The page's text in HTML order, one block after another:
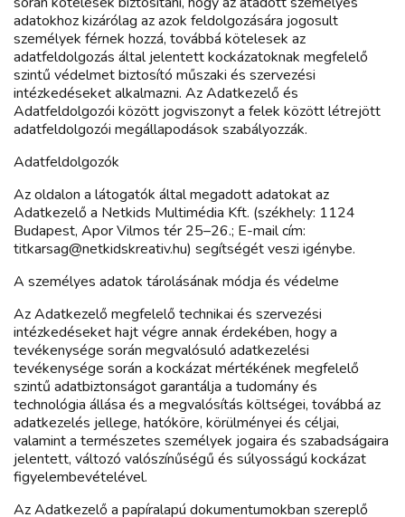
adatokhoz kizárólag az azok feldolgozására jogosult
személyek férnek hozzá, továbbá kötelesek az
adatfeldolgozás által jelentett kockázatoknak megfelelő
szintű védelmet biztosító műszaki és szervezési
intézkedéseket alkalmazni. Az Adatkezelő és
Adatfeldolgozói között jogviszonyt a felek között létrejött
adatfeldolgozói megállapodások szabályozzák.
Adatfeldolgozók
Az oldalon a látogatók által megadott adatokat az
Adatkezelő a Netkids Multimédia Kft. (székhely: 1124
Budapest, Apor Vilmos tér 25–26.; E-mail cím:
titkarsag@netkidskreativ.hu) segítségét veszi igénybe.
A személyes adatok tárolásának módja és védelme
Az Adatkezelő megfelelő technikai és szervezési
intézkedéseket hajt végre annak érdekében, hogy a
tevékenysége során megvalósuló adatkezelési
tevékenysége során a kockázat mértékének megfelelő
szintű adatbiztonságot garantálja a tudomány és
technológia állása és a megvalósítás költségei, továbbá az
adatkezelés jellege, hatóköre, körülményei és céljai,
valamint a természetes személyek jogaira és szabadságaira
jelentett, változó valószínűségű és súlyosságú kockázat
figyelembevételével.
Az Adatkezelő a papíralapú dokumentumokban szereplő